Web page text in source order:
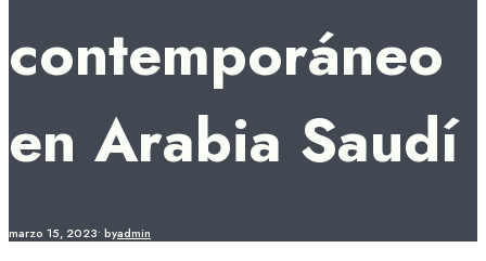
contemporáneo
en Arabia Saudí
marzo 15, 2023• byadmin